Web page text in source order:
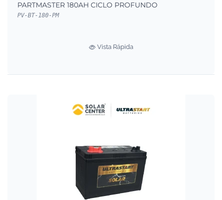
PARTMASTER 180AH CICLO PROFUNDO
PV-BT-180-PM
Vista Rápida